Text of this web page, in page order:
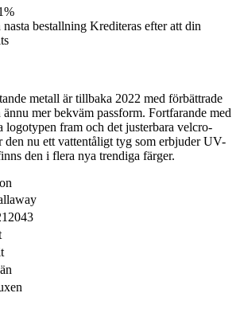
bestallning Krediteras efter att din
metall är tillbaka 2022 med förbättrade
mer bekväm passform. Fortfarande med
logotypen fram och det justerbara velcro-
den nu ett vattentåligt tyg som erbjuder UV-
den i flera nya trendiga färger.